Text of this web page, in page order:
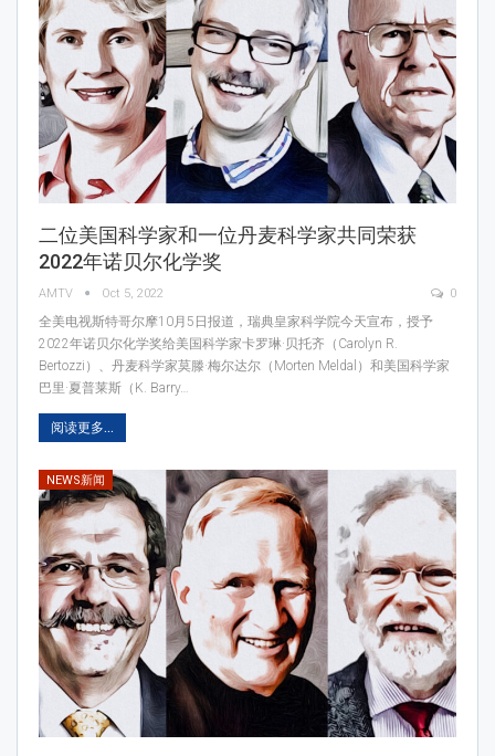
二位美国科学家和一位丹麦科学家共同荣获
2022年诺贝尔化学奖
AMTV Oct 5, 2022 0
全美电视斯特哥尔摩10月5日报道，瑞典皇家科学院今天宣布，授予
2022年诺贝尔化学奖给美国科学家卡罗琳·贝托齐（Carolyn R.
Bertozzi）、丹麦科学家莫滕·梅尔达尔（Morten Meldal）和美国科学家
巴里·夏普莱斯（K. Barry…
阅读更多...
NEWS新闻